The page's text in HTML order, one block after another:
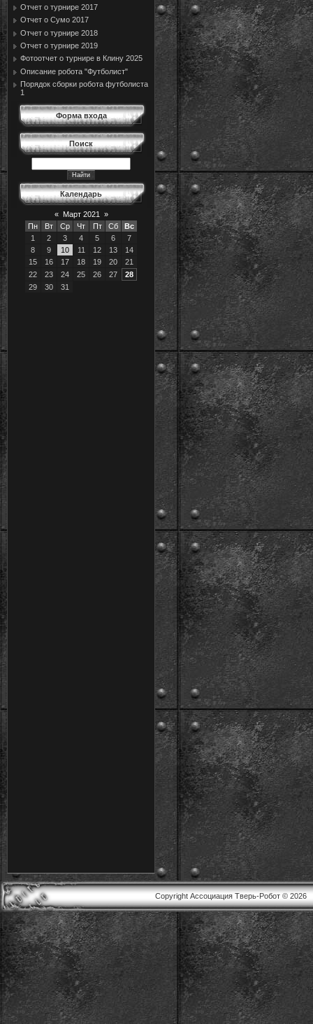
Отчет о турнире 2017
Отчет о Сумо 2017
Отчет о турнире 2018
Отчет о турнире 2019
Фотоотчет о турнире в Клину 2025
Описание робота "Футболист"
Порядок сборки робота футболиста
1
Форма входа
Поиск
Календарь
« Март 2021
»
Пн
Вт Ср Чт Пт Сб
Вс
1
2 3 4 5 6
7
8
9 10 11 12 13
14
15
16 17 18 19 20
21
22
23 24 25 26 27
28
29
30 31
Copyright Ассоциация Тверь-Робот © 2026